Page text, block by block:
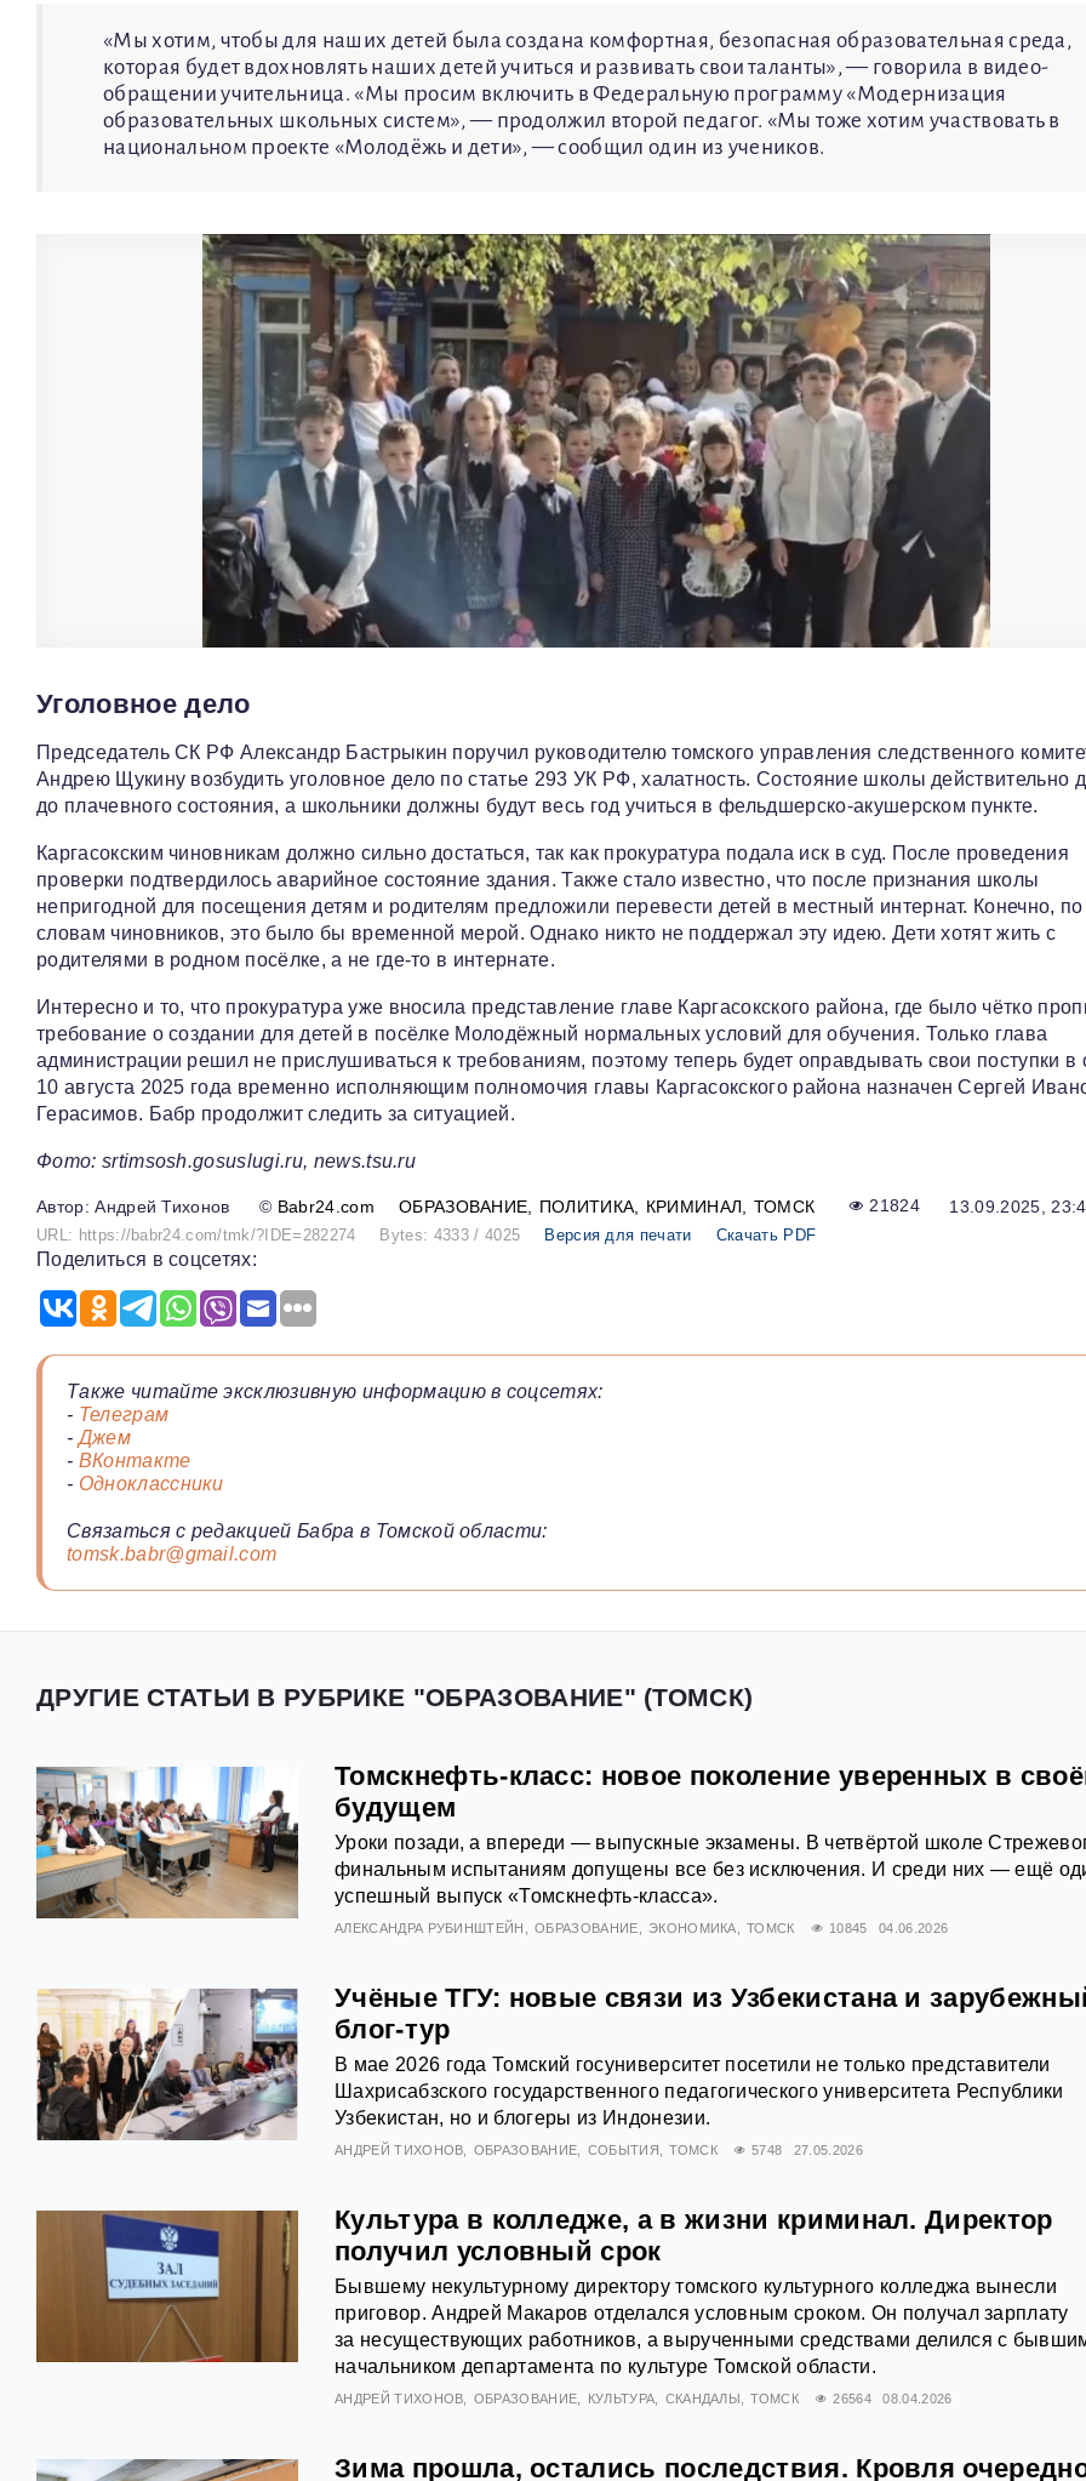
«Мы хотим, чтобы для наших детей была создана комфортная, безопасная образовательная среда,
которая будет вдохновлять наших детей учиться и развивать свои таланты», — говорила в видео-
обращении учительница. «Мы просим включить в Федеральную программу «Модернизация
образовательных школьных систем», — продолжил второй педагог. «Мы тоже хотим участвовать в
национальном проекте «Молодёжь и дети», — сообщил один из учеников.
Уголовное дело
Председатель СК РФ Александр Бастрыкин поручил руководителю томского управления следственного
Андрею Щукину возбудить уголовное дело по статье 293 УК РФ, халатность. Состояние школы действительно
до плачевного состояния, а школьники должны будут весь год учиться в фельдшерско-акушерском пункте.
Каргасокским чиновникам должно сильно достаться, так как прокуратура подала иск в суд. После проведения
проверки подтвердилось аварийное состояние здания. Также стало известно, что после признания школы
непригодной для посещения детям и родителям предложили перевести детей в местный интернат. Конечно, по
словам чиновников, это было бы временной мерой. Однако никто не поддержал эту идею. Дети хотят жить с
родителями в родном посёлке, а не где-то в интернате.
Интересно и то, что прокуратура уже вносила представление главе Каргасокского района, где было чётко
требование о создании для детей в посёлке Молодёжный нормальных условий для обучения. Только глава
администрации решил не прислушиваться к требованиям, поэтому теперь будет оправдывать свои поступки в
10 августа 2025 года временно исполняющим полномочия главы Каргасокского района назначен Сергей
Герасимов. Бабр продолжит следить за ситуацией.
Фото: srtimsosh.gosuslugi.ru, news.tsu.ru
Андрей Тихонов © Babr24.com ОБРАЗОВАНИЕ ПОЛИТИКА КРИМИНАЛ ТОМСК 21824 13.09.2025,
URL: https://babr24.com/tmk/?IDE=282274 Bytes: 4333 / 4025 Версия для печати Скачать PDF
Поделиться в соцсетях:
Также читайте эксклюзивную информацию в соцсетях:
- Телеграм
-Джем
- ВКонтакте
- Одноклассники
Связаться с редакцией Бабра в Томской области:
tomsk.babr@gmail.com
ДРУГИЕ СТАТЬИ В РУБРИКЕ "ОБРАЗОВАНИЕ" (ТОМСК)
Томскнефть-класс: новое поколение уверенных в
будущем
Уроки позади, а впереди — выпускные экзамены. В четвёртой школе
финальным испытаниям допущены все без исключения. И среди них — ещё
успешный выпуск «Томскнефть-класса».
АЛЕКСАНДРА РУБИНШТЕЙН ОБРАЗОВАНИЕ ЭКОНОМИКА ТОМСК 10845 04.06.2026
Учёные ТГУ: новые связи из Узбекистана и
блог-тур
В мае 2026 года Томский госуниверситет посетили не только представители
Шахрисабзского государственного педагогического университета Республики
Узбекистан, но и блогеры из Индонезии.
АНДРЕЙ ТИХОНОВ ОБРАЗОВАНИЕ СОБЫТИЯ ТОМСК 5748 27.05.2026
Культура в колледже, а в жизни криминал. Директор
получил условный срок
Бывшему некультурному директору томского культурного колледжа вынесли
приговор. Андрей Макаров отделался условным сроком. Он получал зарплату
за несуществующих работников, а вырученными средствами делился с
начальником департамента по культуре Томской области.
АНДРЕЙ ТИХОНОВ ОБРАЗОВАНИЕ КУЛЬТУРА СКАНДАЛЫ ТОМСК 26564 08.04.2026
Зима прошла, остались последствия. Кровля